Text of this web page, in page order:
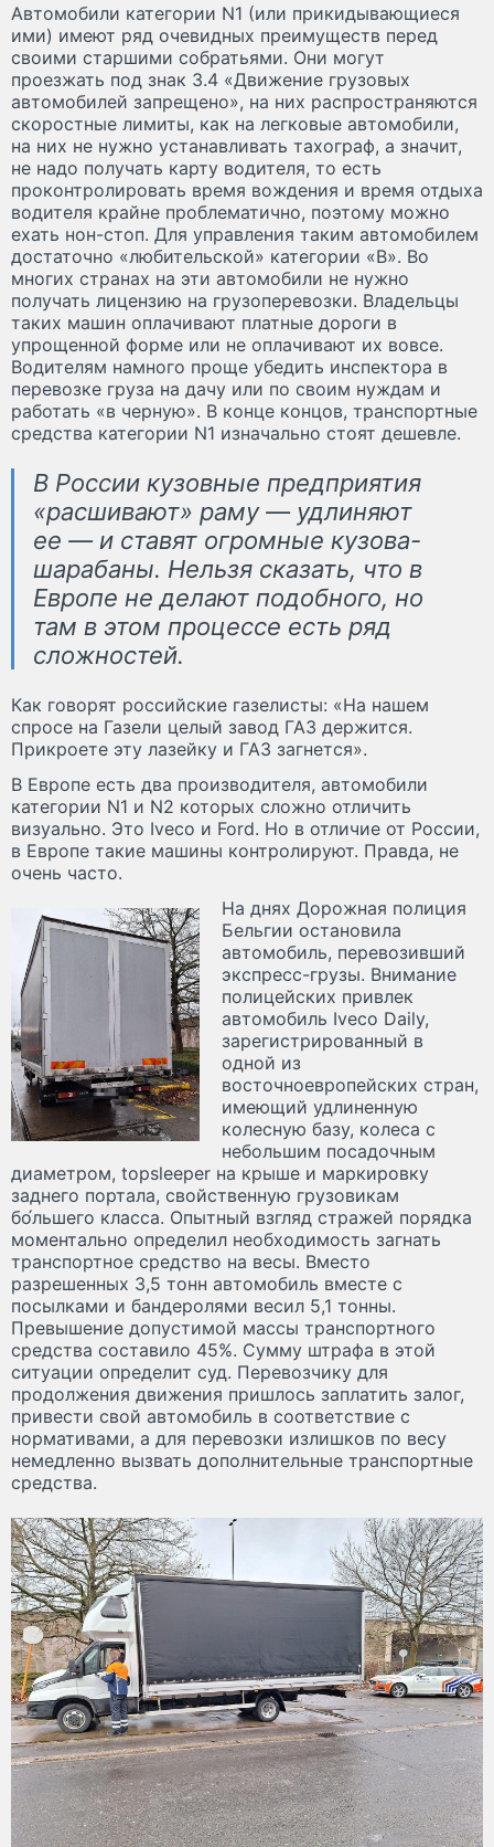
Автомобили категории N1 (или прикидывающиеся
ими) имеют ряд очевидных преимуществ перед
своими старшими собратьями. Они могут
проезжать под знак 3.4 «Движение грузовых
автомобилей запрещено», на них распространяются
скоростные лимиты, как на легковые автомобили,
на них не нужно устанавливать тахограф, а значит,
не надо получать карту водителя, то есть
проконтролировать время вождения и время отдыха
водителя крайне проблематично, поэтому можно
ехать нон-стоп. Для управления таким автомобилем
достаточно «любительской» категории «В». Во
многих странах на эти автомобили не нужно
получать лицензию на грузоперевозки. Владельцы
таких машин оплачивают платные дороги в
упрощенной форме или не оплачивают их вовсе.
Водителям намного проще убедить инспектора в
перевозке груза на дачу или по своим нуждам и
работать «в черную». В конце концов, транспортные
средства категории N1 изначально стоят дешевле.
В России кузовные предприятия
«расшивают» раму — удлиняют
ее — и ставят огромные кузова-
шарабаны. Нельзя сказать, что в
Европе не делают подобного, но
там в этом процессе есть ряд
сложностей.
Как говорят российские газелисты: «На нашем
спросе на Газели целый завод ГАЗ держится.
Прикроете эту лазейку и ГАЗ загнется».
В Европе есть два производителя, автомобили
категории N1 и N2 которых сложно отличить
визуально. Это Iveco и Ford. Но в отличие от России,
в Европе такие машины контролируют. Правда, не
очень часто.
На днях Дорожная полиция
Бельгии остановила
автомобиль, перевозивший
экспресс-грузы. Внимание
полицейских привлек
автомобиль Iveco Daily,
зарегистрированный в
одной из
восточноевропейских стран,
имеющий удлиненную
колесную базу, колеса с
небольшим посадочным
диаметром, topsleeper на крыше и маркировку
заднего портала, свойственную грузовикам
бо́льшего класса. Опытный взгляд стражей порядка
моментально определил необходимость загнать
транспортное средство на весы. Вместо
разрешенных 3,5 тонн автомобиль вместе с
посылками и бандеролями весил 5,1 тонны.
Превышение допустимой массы транспортного
средства составило 45%. Сумму штрафа в этой
ситуации определит суд. Перевозчику для
продолжения движения пришлось заплатить залог,
привести свой автомобиль в соответствие с
нормативами, а для перевозки излишков по весу
немедленно вызвать дополнительные транспортные
средства.